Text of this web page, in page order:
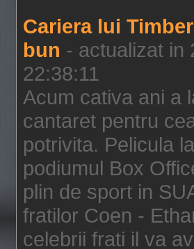
Cariera lui
bun - actualizat in
22:38:11
Acum cativa ani a
cantaret pentru
potrivita. Pelicula
podiumul Box
plin de sport in
fratilor Coen -
celebrii frati il va